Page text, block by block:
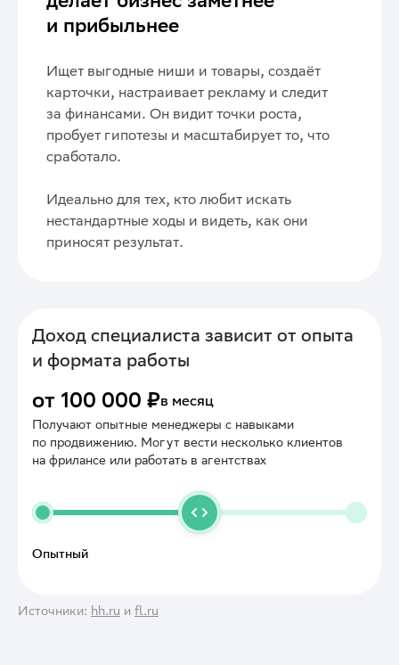
и прибыльнее
Ищет выгодные ниши и товары, создаёт
карточки, настраивает рекламу и следит
за финансами. Он видит точки роста,
пробует гипотезы и масштабирует то, что
сработало.
Идеально для тех, кто любит искать
нестандартные ходы и видеть, как они
приносят результат.
Доход специалиста зависит от опыта
и формата работы
от 100 000 ₽в месяц
Получают опытные менеджеры с навыками
по продвижению. Могут вести несколько клиентов
на фрилансе или работать в агентствах
Опытный
Источники: hh.ru и fl.ru